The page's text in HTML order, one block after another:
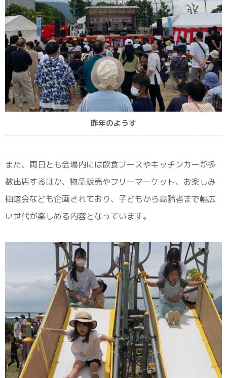
昨年のようす
また、両日とも会場内には飲食ブースやキッチンカーが多
数出店するほか、物品販売やフリーマーケット、お楽しみ
抽選会なども企画されており、子どもから高齢者まで幅広
い世代が楽しめる内容となっています。